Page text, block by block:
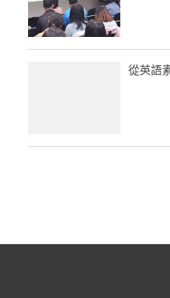
從英語